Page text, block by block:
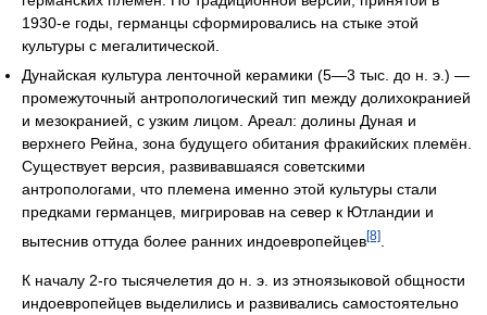
1930-е годы, германцы сформировались на стыке этой
культуры с мегалитической.
Дунайская культура ленточной керамики (5—3 тыс. до н. э.) —
промежуточный антропологический тип между долихокранией
и мезокранией, с узким лицом. Ареал: долины Дуная и
верхнего Рейна, зона будущего обитания фракийских племён.
Существует версия, развивавшаяся советскими
антропологами, что племена именно этой культуры стали
предками германцев, мигрировав на север к Ютландии и
вытеснив оттуда более ранних индоевропейцев[8]
К началу 2-го тысячелетия до н. э. из этноязыковой общности
индоевропейцев выделились и развивались самостоятельно